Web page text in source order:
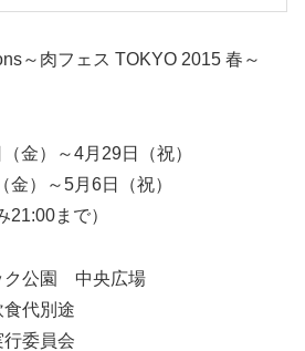
～肉フェス TOKYO 2015 春～
金）～4月29日（祝）
）～5月6日（祝）
21:00まで）
ク公園 中央広場
代別途
委員会